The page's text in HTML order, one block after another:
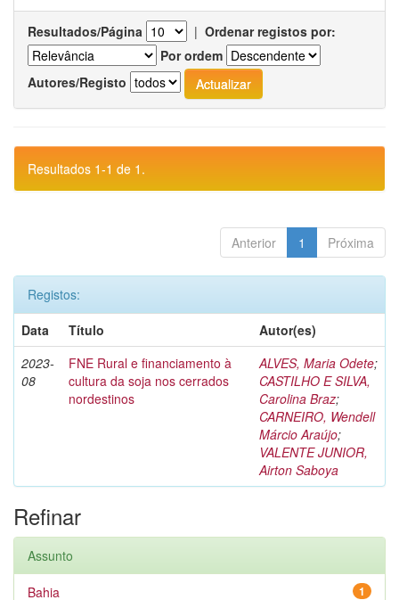
Resultados/Página | Ordenar registos por:
Por ordem
Autores/Registo
Resultados 1-1 de 1.
Anterior 1 Próxima
Registos:
Data
Título
Autor(es)
2023-
08
FNE Rural e financiamento à
cultura da soja nos cerrados
nordestinos
ALVES, Maria Odete;
CASTILHO E SILVA,
Carolina Braz;
CARNEIRO, Wendell
Márcio Araújo;
VALENTE JUNIOR,
Airton Saboya
Refinar
Assunto
1
Bahia